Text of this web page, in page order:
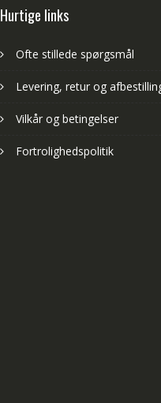
Hurtige links
Ofte stillede spørgsmål
Levering, retur og
Vilkår og betingelser
Fortrolighedspolitik